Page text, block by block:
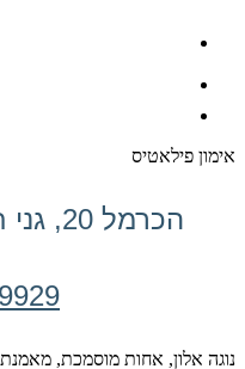
אימון פילאטיס
הכרמל 20, גני תקווה (מרכז הבמה)
נוגה אלון, אחות מוסמכת, מאמנת